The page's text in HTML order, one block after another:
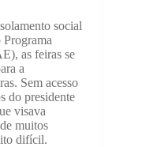
social
Programa
as feiras se
a
Sem acesso
do presidente
visava
muitos
difícil.